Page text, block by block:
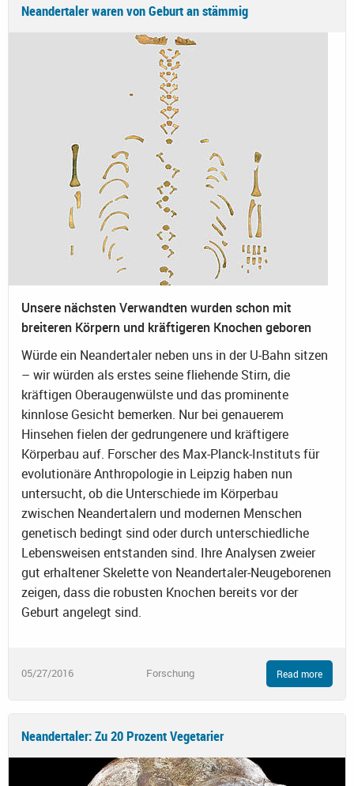
Neandertaler waren von Geburt an stämmig
Unsere nächsten Verwandten wurden schon mit
breiteren Körpern und kräftigeren Knochen geboren
Würde ein Neandertaler neben uns in der U-Bahn sitzen
– wir würden als erstes seine fliehende Stirn, die
kräftigen Oberaugenwülste und das prominente
kinnlose Gesicht bemerken. Nur bei genauerem
Hinsehen fielen der gedrungenere und kräftigere
Körperbau auf. Forscher des Max-Planck-Instituts für
evolutionäre Anthropologie in Leipzig haben nun
untersucht, ob die Unterschiede im Körperbau
zwischen Neandertalern und modernen Menschen
genetisch bedingt sind oder durch unterschiedliche
Lebensweisen entstanden sind. Ihre Analysen zweier
gut erhaltener Skelette von Neandertaler-Neugeborenen
zeigen, dass die robusten Knochen bereits vor der
Geburt angelegt sind.
05/27/2016 Forschung Read more
Neandertaler: Zu 20 Prozent Vegetarier